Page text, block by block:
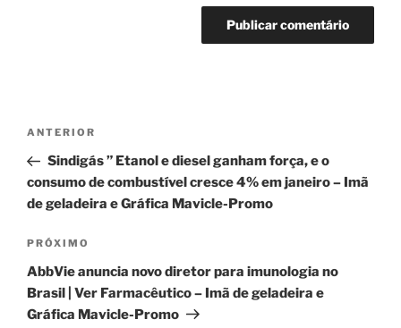
Navegação
Post
Post
anterior
ANTERIOR
Sindigás ” Etanol e diesel ganham força, e o
consumo de combustível cresce 4% em janeiro – Imã
de geladeira e Gráfica Mavicle-Promo
Próximo
post
PRÓXIMO
AbbVie anuncia novo diretor para imunologia no
Brasil | Ver Farmacêutico – Imã de geladeira e
Gráfica Mavicle-Promo